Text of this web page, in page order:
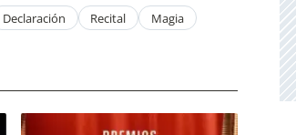
Declaración Recital Magia